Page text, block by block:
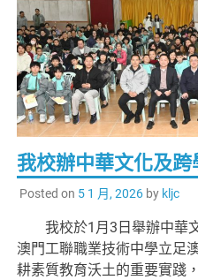
我校辦中華文化及跨
Posted on 5 1 月, 2026by kljc
我校於1月3日舉辦中華
澳門工聯職業技術中學立足
耕素質教育沃土的重要實踐